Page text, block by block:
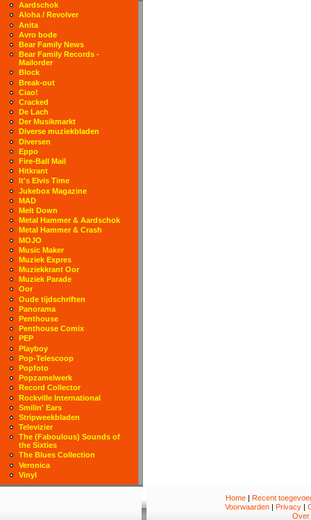
Aardschok
Aloha / Revolver
Anita
Avro bode
Bear Family News
Bear Family Records -
Mailorder
Block
Break-out
Ciao!
Cracked
De Lach
Der Musikmarkt
Diverse muziekbladen
Diversen
Eppo
Fire-Ball Mail
Hitkrant
It's Elvis Time
Jukebox Magazine
MAD
Melt Down
Metal Hammer & Aardschok
Metal Hammer & Crash
MOJO
Music Maker
Muziek Expres
Muziekkrant Oor
Muziek Parade
Oor
Oude tijdschriften
Panorama
Penthouse
Penthouse Comix
PEP
Playboy
Pop-Telescoop
Popfoto
Popzamelwerk
Record Collector
Rockville International
Smilin' Ears
Stripweekbladen
Televizier
The (Faboulous) Sounds of
the Sixties
The Blues Collection
Veronica
Vinyl
Home| Recent
Voorwaarden | Privacy |
Over